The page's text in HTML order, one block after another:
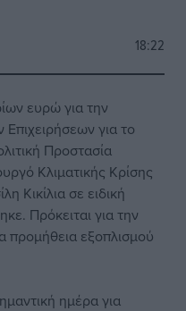
18:22
ευρώ για την
για το
Προστασία
Κλιματικής Κρίσης
Κικίλια σε ειδική
Πρόκειται για την
εξοπλισμού
ημέρα για